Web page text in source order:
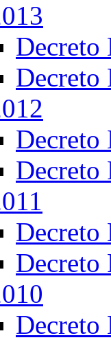
Decreto
Decreto
Decreto
Decreto
Decreto
Decreto
Decreto